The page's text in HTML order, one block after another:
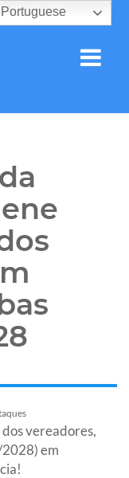
dos vereadores,
em
Portuguese